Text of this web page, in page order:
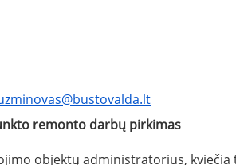
remonto darbų pirkimas
objektų administratorius, kviečia